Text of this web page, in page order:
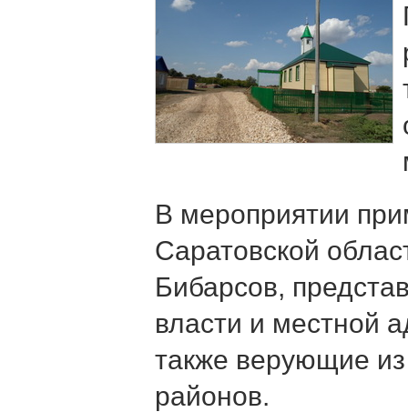
В мероприятии
Саратовской
Бибарсов,
власти и местной
также верующие
районов.